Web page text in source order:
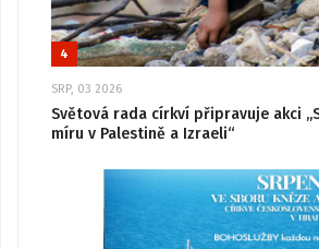
4
SRP, 03 2026
Světová rada církví připravuje akci
míru v Palestině a Izraeli“